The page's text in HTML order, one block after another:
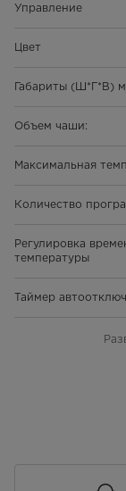
Управление
Цвет
Габариты (Ш*Г*В)
Объем чаши:
Максимальная
Количество
Регулировка
температуры
Таймер